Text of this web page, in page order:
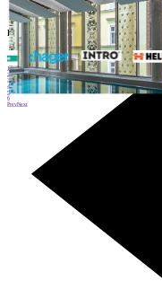
Partners
1
2
3
4
5
6
PrevNext